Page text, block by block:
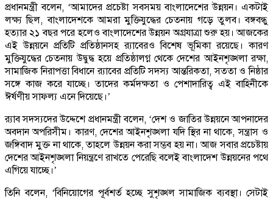
প্রধানমন্ত্রী বলেন, ‘আমাদের প্রচেষ্টা সবসময় বাংলাদেশের উন্নয়ন। একটাই
লক্ষ্য ছিল, বাংলাদেশকে আমরা মুক্তিযুদ্ধের চেতনায় গড়ে তুলব। বঙ্গবন্ধু
হত্যার ২১ বছর পরে হলেও বাংলাদেশের উন্নয়ন অগ্রযাত্রা শুরু হয়। আজকের
এই উন্নয়নে প্রতিটি প্রতিষ্ঠানসহ র‌্যাবেরও বিশেষ ভূমিকা রয়েছে। কারণ
মুক্তিযুদ্ধের চেতনায় উদ্বুদ্ধ হয়ে প্রতিষ্ঠালগ্ন থেকে দেশের আইনশৃঙ্খলা রক্ষা,
সামাজিক নিরাপত্তা বিধানে র‌্যাবের প্রতিটি সদস্য আন্তরিকতা, সততা ও নিষ্ঠার
সঙ্গে কাজ করে যাচ্ছে। তাদের কর্মদক্ষতা ও পেশাদারিত্ব এই বাহিনীকে
ঈর্ষণীয় সাফল্য এনে দিয়েছে।’
র‌্যাব সদস্যদের উদ্দেশে প্রধানমন্ত্রী বলেন, ‘দেশ ও জাতির উন্নয়নে আপনাদের
অবদান অপরিসীম। কারণ, দেশের আইনশৃঙ্খলা যদি স্থির না থাকে, সন্ত্রাস ও
জঙ্গিবাদ মুক্ত না থাকে, তাহলে উন্নয়ন করা সম্ভব হয় না। আজ সবার প্রচেষ্টায়
দেশের আইনশৃঙ্খলা নিয়ন্ত্রণে রাখতে পেরেছি বলেই বাংলাদেশ উন্নয়নের পথে
এগিয়ে যাচ্ছে।’
তিনি বলেন, ‘বিনিয়োগের পূর্বশর্ত হচ্ছে সুশৃঙ্খল সামাজিক ব্যবস্থা। সেটাই